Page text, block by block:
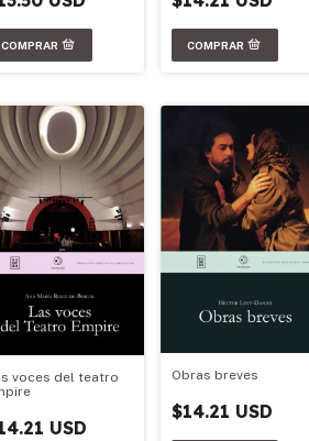
voces del teatro
USD
Obras breves
$14.21 USD